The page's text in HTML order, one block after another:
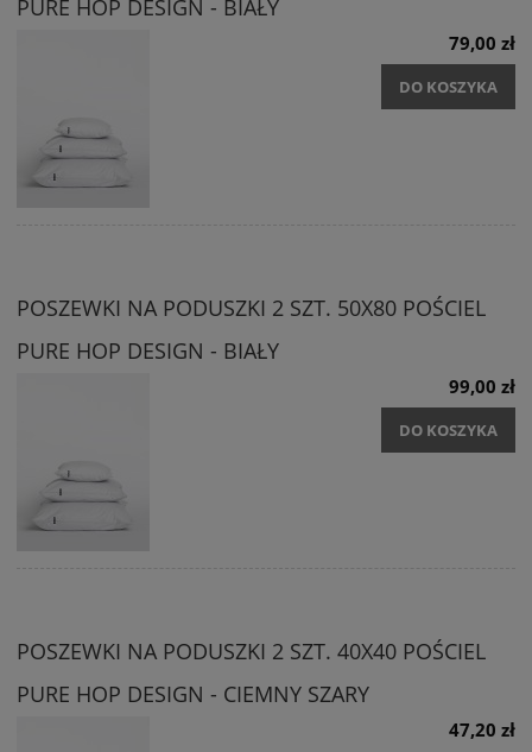
PURE HOP DESIGN - BIAŁY
79,00 zł
DO KOSZYKA
POSZEWKI NA PODUSZKI 2 SZT. 50X80 POŚCIEL
PURE HOP DESIGN - BIAŁY
99,00 zł
DO KOSZYKA
POSZEWKI NA PODUSZKI 2 SZT. 40X40 POŚCIEL
PURE HOP DESIGN - CIEMNY SZARY
47,20 zł